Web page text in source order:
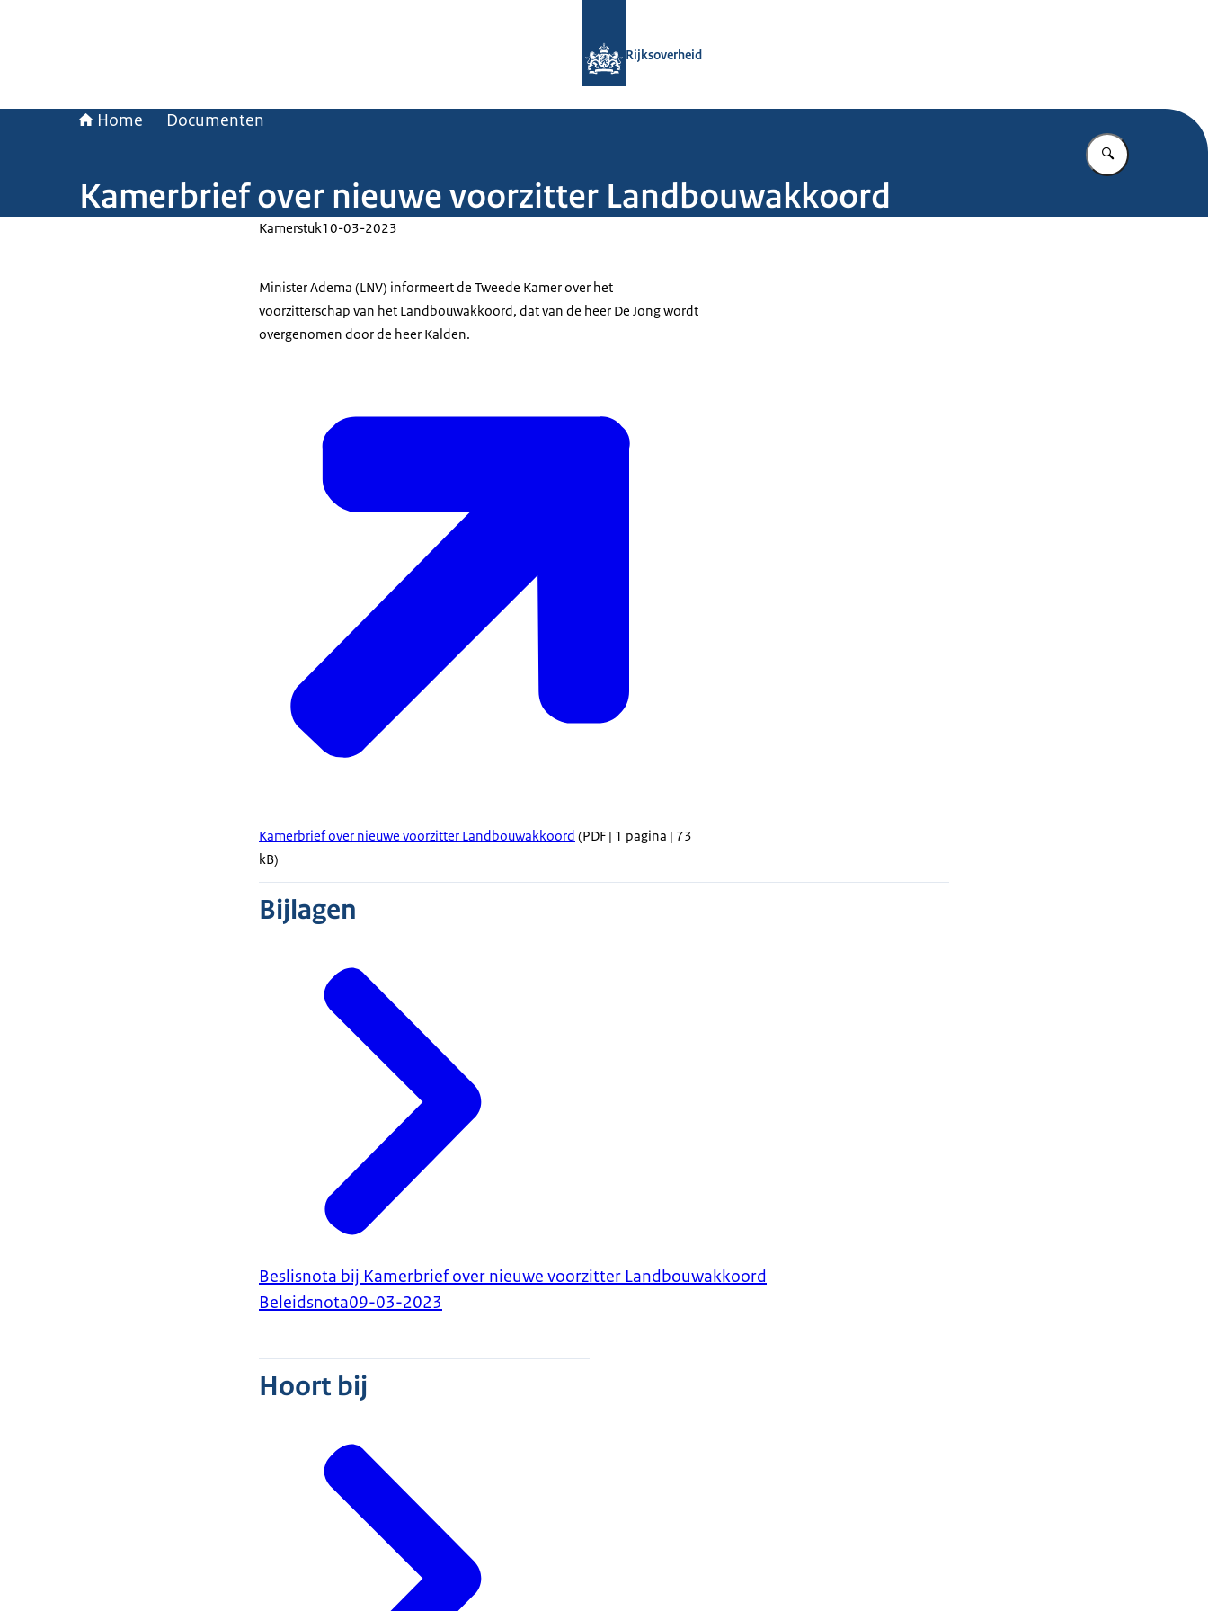
Rijksoverheid
Home Documenten
Vul in wat u
Kamerbrief over nieuwe voorzitter Landbouwakkoord
Kamerstuk10-03-2023
Minister Adema (LNV) informeert de Tweede Kamer over het
voorzitterschap van het Landbouwakkoord, dat van de heer De Jong wordt
overgenomen door de heer Kalden.
Kamerbrief over nieuwe voorzitter Landbouwakkoord (PDF | 1 pagina | 73
kB)
Bijlagen
Beslisnota bij Kamerbrief over nieuwe voorzitter Landbouwakkoord
Beleidsnota09-03-2023
Hoort bij